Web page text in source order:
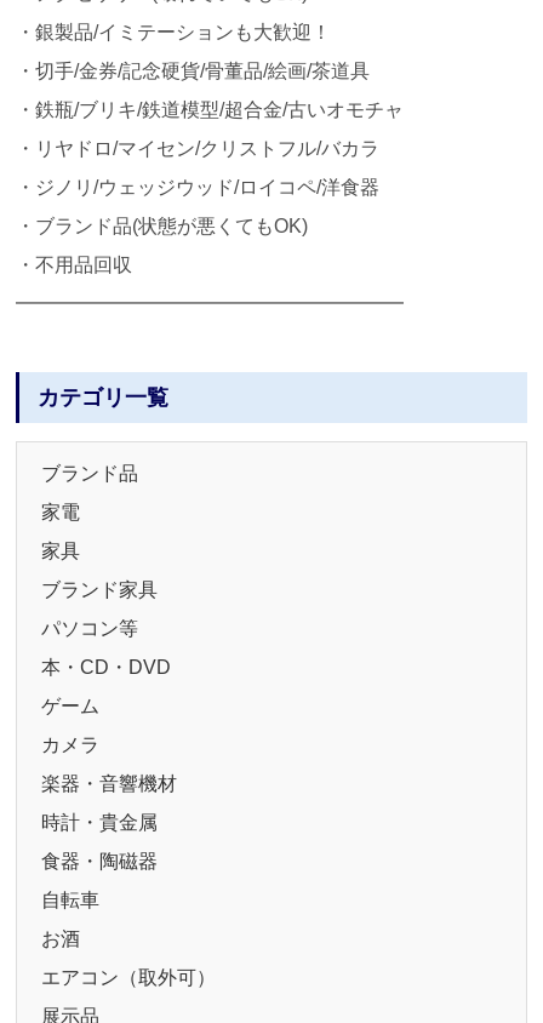
・銀製品/イミテーションも大歓迎！
・切手/金券/記念硬貨/骨董品/絵画/茶道具
・鉄瓶/ブリキ/鉄道模型/超合金/古いオモチャ
・リヤドロ/マイセン/クリストフル/バカラ
・ジノリ/ウェッジウッド/ロイコペ/洋食器
・ブランド品(状態が悪くてもOK)
・不用品回収
━━━━━━━━━━━━━━━━━━━━
カテゴリ一覧
ブランド品
家電
家具
ブランド家具
パソコン等
本・CD・DVD
ゲーム
カメラ
楽器・音響機材
時計・貴金属
食器・陶磁器
自転車
お酒
エアコン（取外可）
展示品